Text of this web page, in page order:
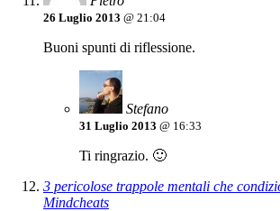
26 Luglio 2013 @ 21:04
Buoni spunti di riflessione.
Stefano
31 Luglio 2013 @ 16:33
Ti ringrazio. 🙂
3 pericolose trappole mentali che
Mindcheats